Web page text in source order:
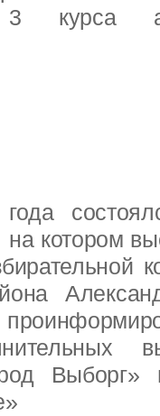
3 курса
на котором